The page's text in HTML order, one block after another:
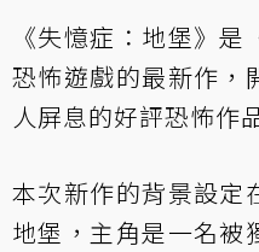
《失憶症：地堡》
恐怖遊戲的最新作，
人屏息的好評恐怖作
本次新作的背景設定
地堡，主角是一名被